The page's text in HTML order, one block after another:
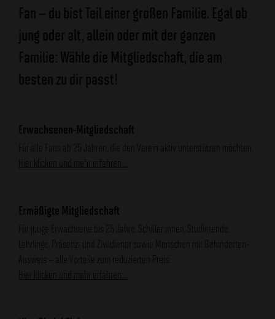
Fan – du bist Teil einer großen Familie. Egal ob
jung oder alt, allein oder mit der ganzen
Familie: Wähle die Mitgliedschaft, die am
besten zu dir passt!
Erwachsenen-Mitgliedschaft
Für alle Fans ab 25 Jahren, die den Verein aktiv unterstützen möchten.
Hier klicken und mehr erfahren…
Ermäßigte Mitgliedschaft
Für junge Erwachsene bis 25 Jahre, Schüler:innen, Studierende,
Lehrlinge, Präsenz- und Zivildiener sowie Menschen mit Behinderten-
Ausweis – alle Vorteile zum reduzierten Preis.
Hier klicken und mehr erfahren…